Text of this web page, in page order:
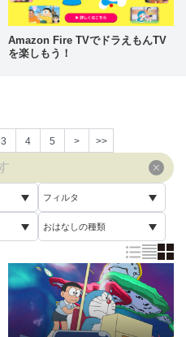
Amazon Fire TVでドラえもんTV
を楽しもう！
3 4 5 > >>
フィルタ
すべて
未視聴
おはなしの種類
通常回
誕生日スペシャル